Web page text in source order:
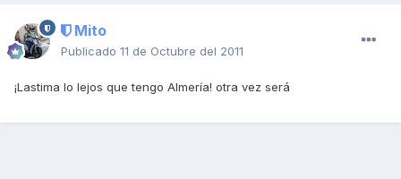
Mito
Publicado 11 de Octubre del 2011
¡Lastima lo lejos que tengo Almería! otra vez será